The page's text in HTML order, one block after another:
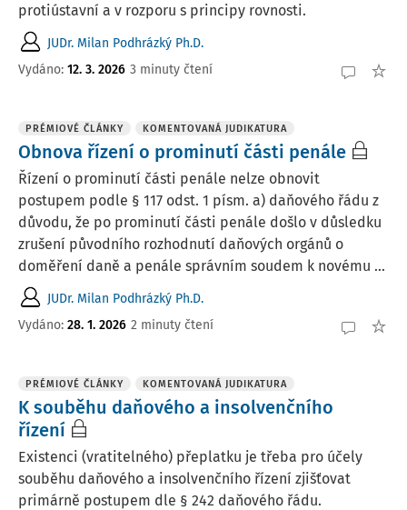
protiústavní a v rozporu s principy rovnosti.
JUDr. Milan Podhrázký Ph.D.
Vydáno: 12. 3. 2026 3 minuty čtení
PRÉMIOVÉ ČLÁNKY KOMENTOVANÁ JUDIKATURA
Obnova řízení o prominutí části penále
Řízení o prominutí části penále nelze obnovit
postupem podle § 117 odst. 1 písm. a) daňového řádu z
důvodu, že po prominutí části penále došlo v důsledku
zrušení původního rozhodnutí daňových orgánů o
doměření daně a penále správním soudem k novému ...
JUDr. Milan Podhrázký Ph.D.
Vydáno: 28. 1. 2026 2 minuty čtení
PRÉMIOVÉ ČLÁNKY KOMENTOVANÁ JUDIKATURA
K souběhu daňového a insolvenčního
řízení
Existenci (vratitelného) přeplatku je třeba pro účely
souběhu daňového a insolvenčního řízení zjišťovat
primárně postupem dle § 242 daňového řádu.